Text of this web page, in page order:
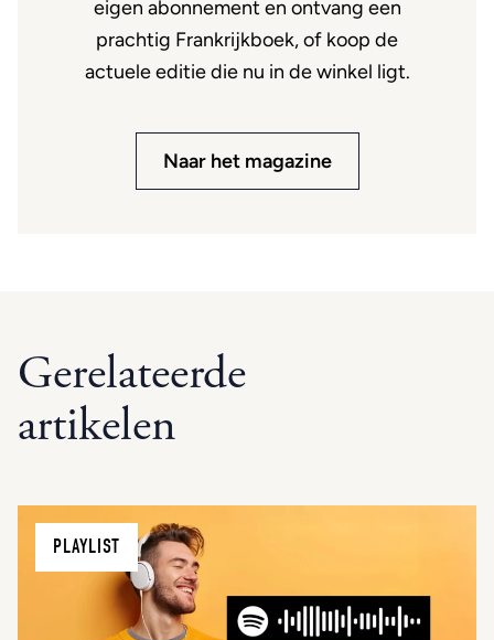
eigen abonnement en ontvang een
prachtig Frankrijkboek, of koop de
actuele editie die nu in de winkel ligt.
Naar het magazine
Gerelateerde
artikelen
PLAYLIST